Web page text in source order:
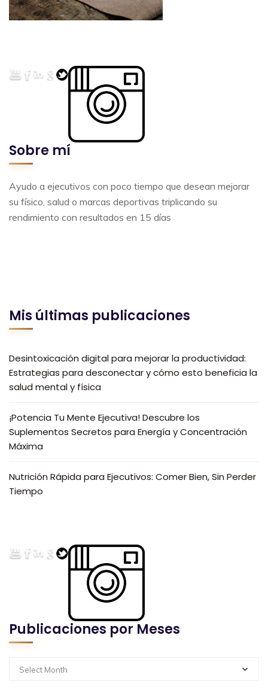
Sobre mí
Ayudo a ejecutivos con poco tiempo que desean mejorar
su físico, salud o marcas deportivas triplicando su
rendimiento con resultados en 15 días
Mis últimas publicaciones
Desintoxicación digital para mejorar la productividad:
Estrategias para desconectar y cómo esto beneficia la
salud mental y física
¡Potencia Tu Mente Ejecutiva! Descubre los
Suplementos Secretos para Energía y Concentración
Máxima
Nutrición Rápida para Ejecutivos: Comer Bien, Sin Perder
Tiempo
Publicaciones por Meses
Select Month